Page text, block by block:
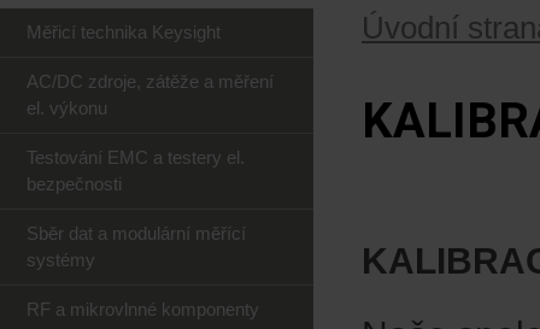
Úvodní
Měřicí technika Keysight
AC/DC zdroje, zátěže a měření
el. výkonu
Testování EMC a testery el.
bezpečnosti
Sběr dat a modulární měřící
systémy
RF a mikrovlnné komponenty